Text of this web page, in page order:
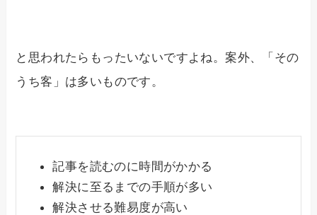
と思われたらもったいないですよね。案外、「その
うち客」は多いものです。
記事を読むのに時間がかかる
解決に至るまでの手順が多い
解決させる難易度が高い